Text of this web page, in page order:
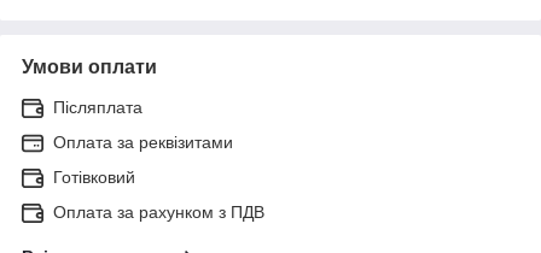
Умови оплати
Післяплата
Оплата за реквізитами
Готівковий
Оплата за рахунком з ПДВ